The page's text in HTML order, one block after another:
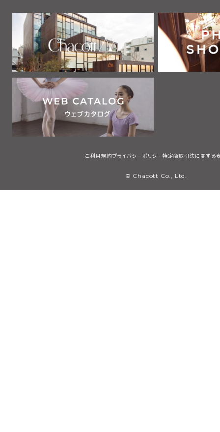
ご利用規約プライバシーポリシー 特定商取引法に関する
© Chacott Co., Ltd.